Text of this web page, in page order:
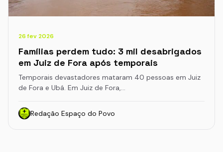
26 fev 2026
Famílias perdem tudo: 3 mil desabrigados
em Juiz de Fora após temporais
Temporais devastadores mataram 40 pessoas em Juiz
de Fora e Ubá. Em Juiz de Fora,…
Redação Espaço do Povo